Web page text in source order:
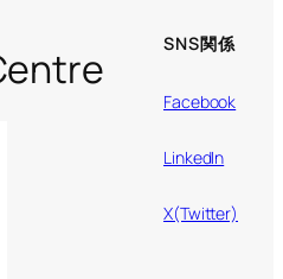
SNS関係
Facebook
LinkedIn
X(Twitter)